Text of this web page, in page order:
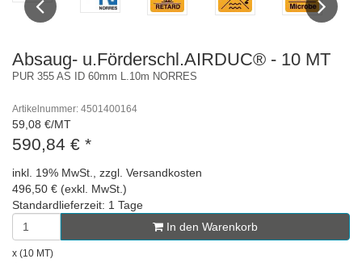
Absaug- u.Förderschl.AIRDUC® - 10 MT
PUR 355 AS ID 60mm L.10m NORRES
Artikelnummer: 4501400164
59,08 €/MT
590,84 € *
inkl. 19% MwSt., zzgl. Versandkosten
496,50 € (exkl. MwSt.)
Standardlieferzeit: 1 Tage
In den Warenkorb
x (10 MT)